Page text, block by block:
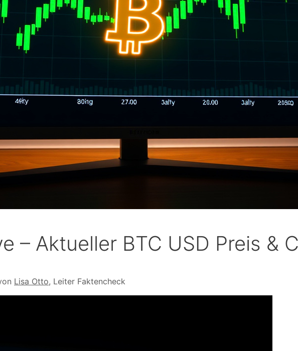
– Aktueller BTC USD Preis &
Lisa Otto, Leiter Faktencheck